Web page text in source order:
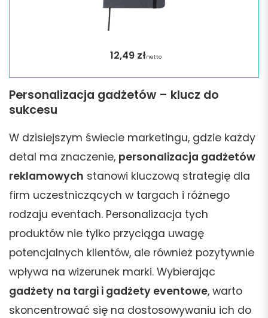
12,49 złnetto
Personalizacja gadżetów – klucz do
sukcesu
W dzisiejszym świecie marketingu, gdzie każdy
detal ma znaczenie, personalizacja gadżetów
reklamowych stanowi kluczową strategię dla
firm uczestniczących w targach i różnego
rodzaju eventach. Personalizacja tych
produktów nie tylko przyciąga uwagę
potencjalnych klientów, ale również pozytywnie
wpływa na wizerunek marki. Wybierając
gadżety na targi i gadżety eventowe, warto
skoncentrować się na dostosowywaniu ich do